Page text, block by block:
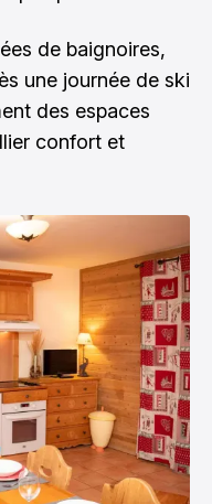
de baignoires,
une journée de ski
des espaces
confort et